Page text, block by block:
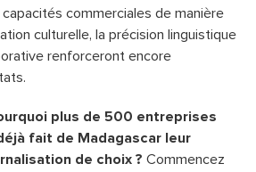
commerciales de manière
culturelle, la précision linguistique
renforceront encore
plus de 500 entreprises
fait de Madagascar leur
de choix ? Commencez